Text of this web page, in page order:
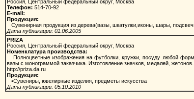
Россия, Центральный федеральный округ, Москва
Телефон: 514-70-92
E-mail:
Продукция:
Сувенирная продукция из дерева(вазы, шкатулки,иконы, шары,
Дата публикации: 01.06.2005
PRIZA
Россия, Центральный федеральный округ, Москва
Номенклатура производства:
Полноцветные изображения на футболки, кружки, посуду любой
вазы с монограммой заказчика. Изготовление значков, медалей, жетонов.
http://priza.da.ru
Продукция:
•Сувениры, ювелирные изделия, предметы искусства
Дата публикации: 05.10.2010